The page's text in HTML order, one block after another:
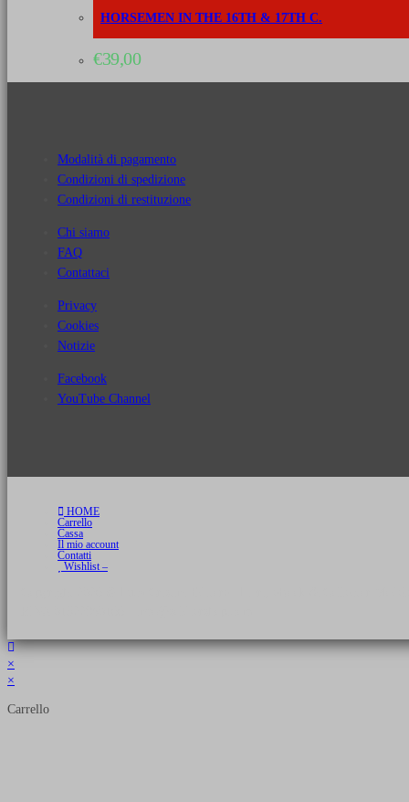
HORSEMEN IN THE 16TH & 17TH C.
€39,00
Modalità di pagamento
Condizioni di spedizione
Condizioni di restituzione
Chi siamo
FAQ
Contattaci
Privacy
Cookies
Notizie
Facebook
YouTube Channel
HOME
Carrello
Cassa
Il mio account
Contatti
Wishlist –
×
×
Carrello